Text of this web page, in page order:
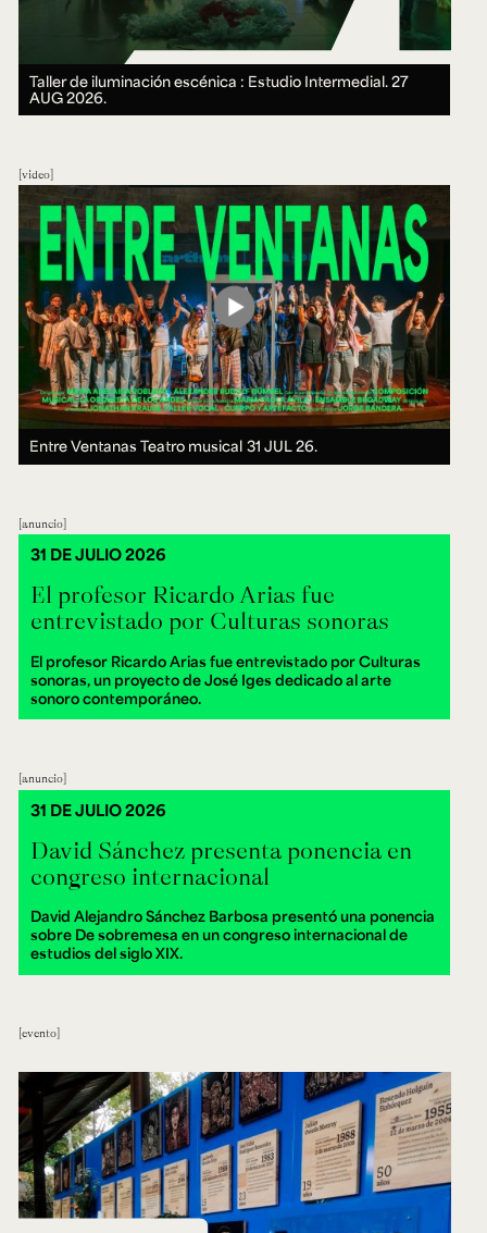
Taller de iluminación escénica : Estudio Intermedial.27
AUG 2026.
video
Entre Ventanas Teatro musical 31 JUL 26.
anuncio
El profesor Ricardo Arias fue
entrevistado por Culturas sonoras
El profesor Ricardo Arias fue entrevistado por Culturas
sonoras, un proyecto de José Iges dedicado al arte
sonoro contemporáneo.
31 DE JULIO 2026
anuncio
David Sánchez presenta ponencia en
congreso internacional
David Alejandro Sánchez Barbosa presentó una ponencia
sobre De sobremesa en un congreso internacional de
estudios del siglo XIX.
31 DE JULIO 2026
evento